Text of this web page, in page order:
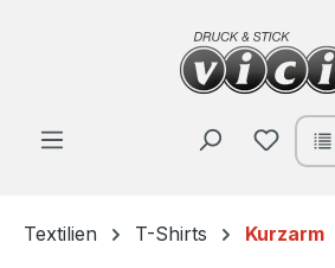
Zum Hauptinhalt springen
Du
Textilien T-Shirts Kurzarm